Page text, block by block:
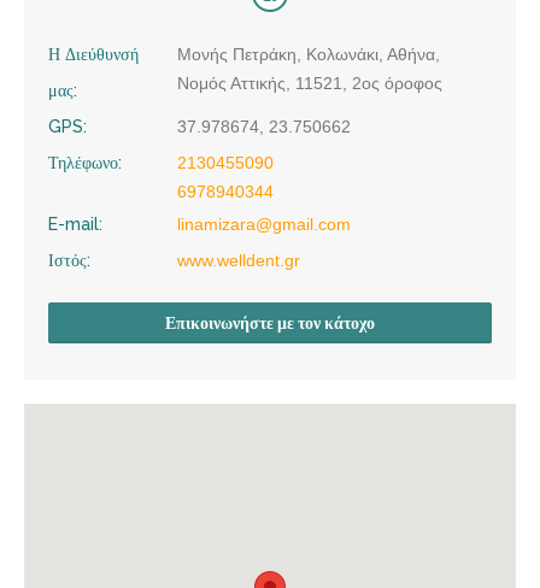
Η Διεύθυνσή
μας:
Μονής Πετράκη, Κολωνάκι, Αθήνα,
Νομός Αττικής, 11521, 2ος όροφος
GPS:
37.978674, 23.750662
Τηλέφωνο:
2130455090
6978940344
E-mail:
linamizara@gmail.com
Ιστός:
www.welldent.gr
Επικοινωνήστε με τον κάτοχο